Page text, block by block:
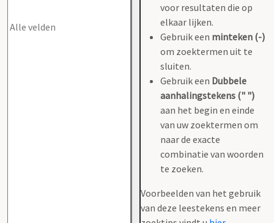
voor resultaten die op
elkaar lijken.
Gebruik een minteken (-)
om zoektermen uit te
sluiten.
Gebruik een Dubbele
aanhalingstekens (" ")
aan het begin en einde
van uw zoektermen om
naar de exacte
combinatie van woorden
te zoeken.
Voorbeelden van het gebruik
van deze leestekens en meer